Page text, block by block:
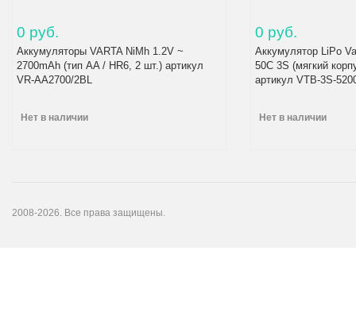
0 руб.
Аккумуляторы VARTA NiMh 1.2V ~
2700mAh (тип AA / HR6, 2 шт.) артикул
VR-AA2700/2BL
Нет в наличии
0 руб.
Аккумулятор LiPo
50C 3S (мягкий
артикул VTB-3S-
Нет в наличии
2008-2026. Все права защищены.